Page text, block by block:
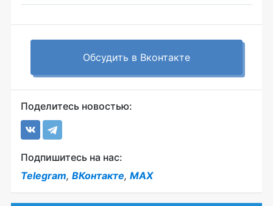
Обсудить в Вконтакте
Поделитесь новостью:
Подпишитесь на нас:
Telegram, ВКонтакте, MAX